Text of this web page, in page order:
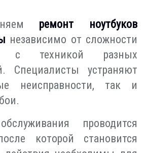
ремонт ноутбуков
независимо от сложности
с техникой разных
Специалисты устраняют
неисправности, так и
проводится
которой становится